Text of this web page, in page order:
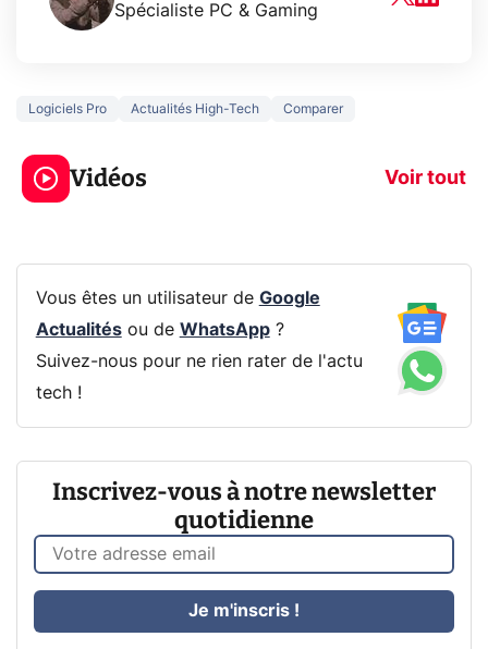
Spécialiste PC & Gaming
Logiciels Pro Actualités High-Tech Comparer
Vidéos Voir tout
3 écrans en 1 pour
319€ ? Voici L'AOC
CQ32G4ZA !
prochaine
Vous êtes un utilisateur de Google
Actualitésou de WhatsApp?
Suivez-nous pour ne rien rater de l'actu
tech !
Inscrivez-vous à notre newsletter
quotidienne
Je m'inscris !